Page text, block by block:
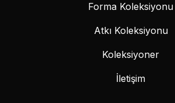
Forma Koleksiyonu
Atkı Koleksiyonu
Koleksiyoner
İletişim